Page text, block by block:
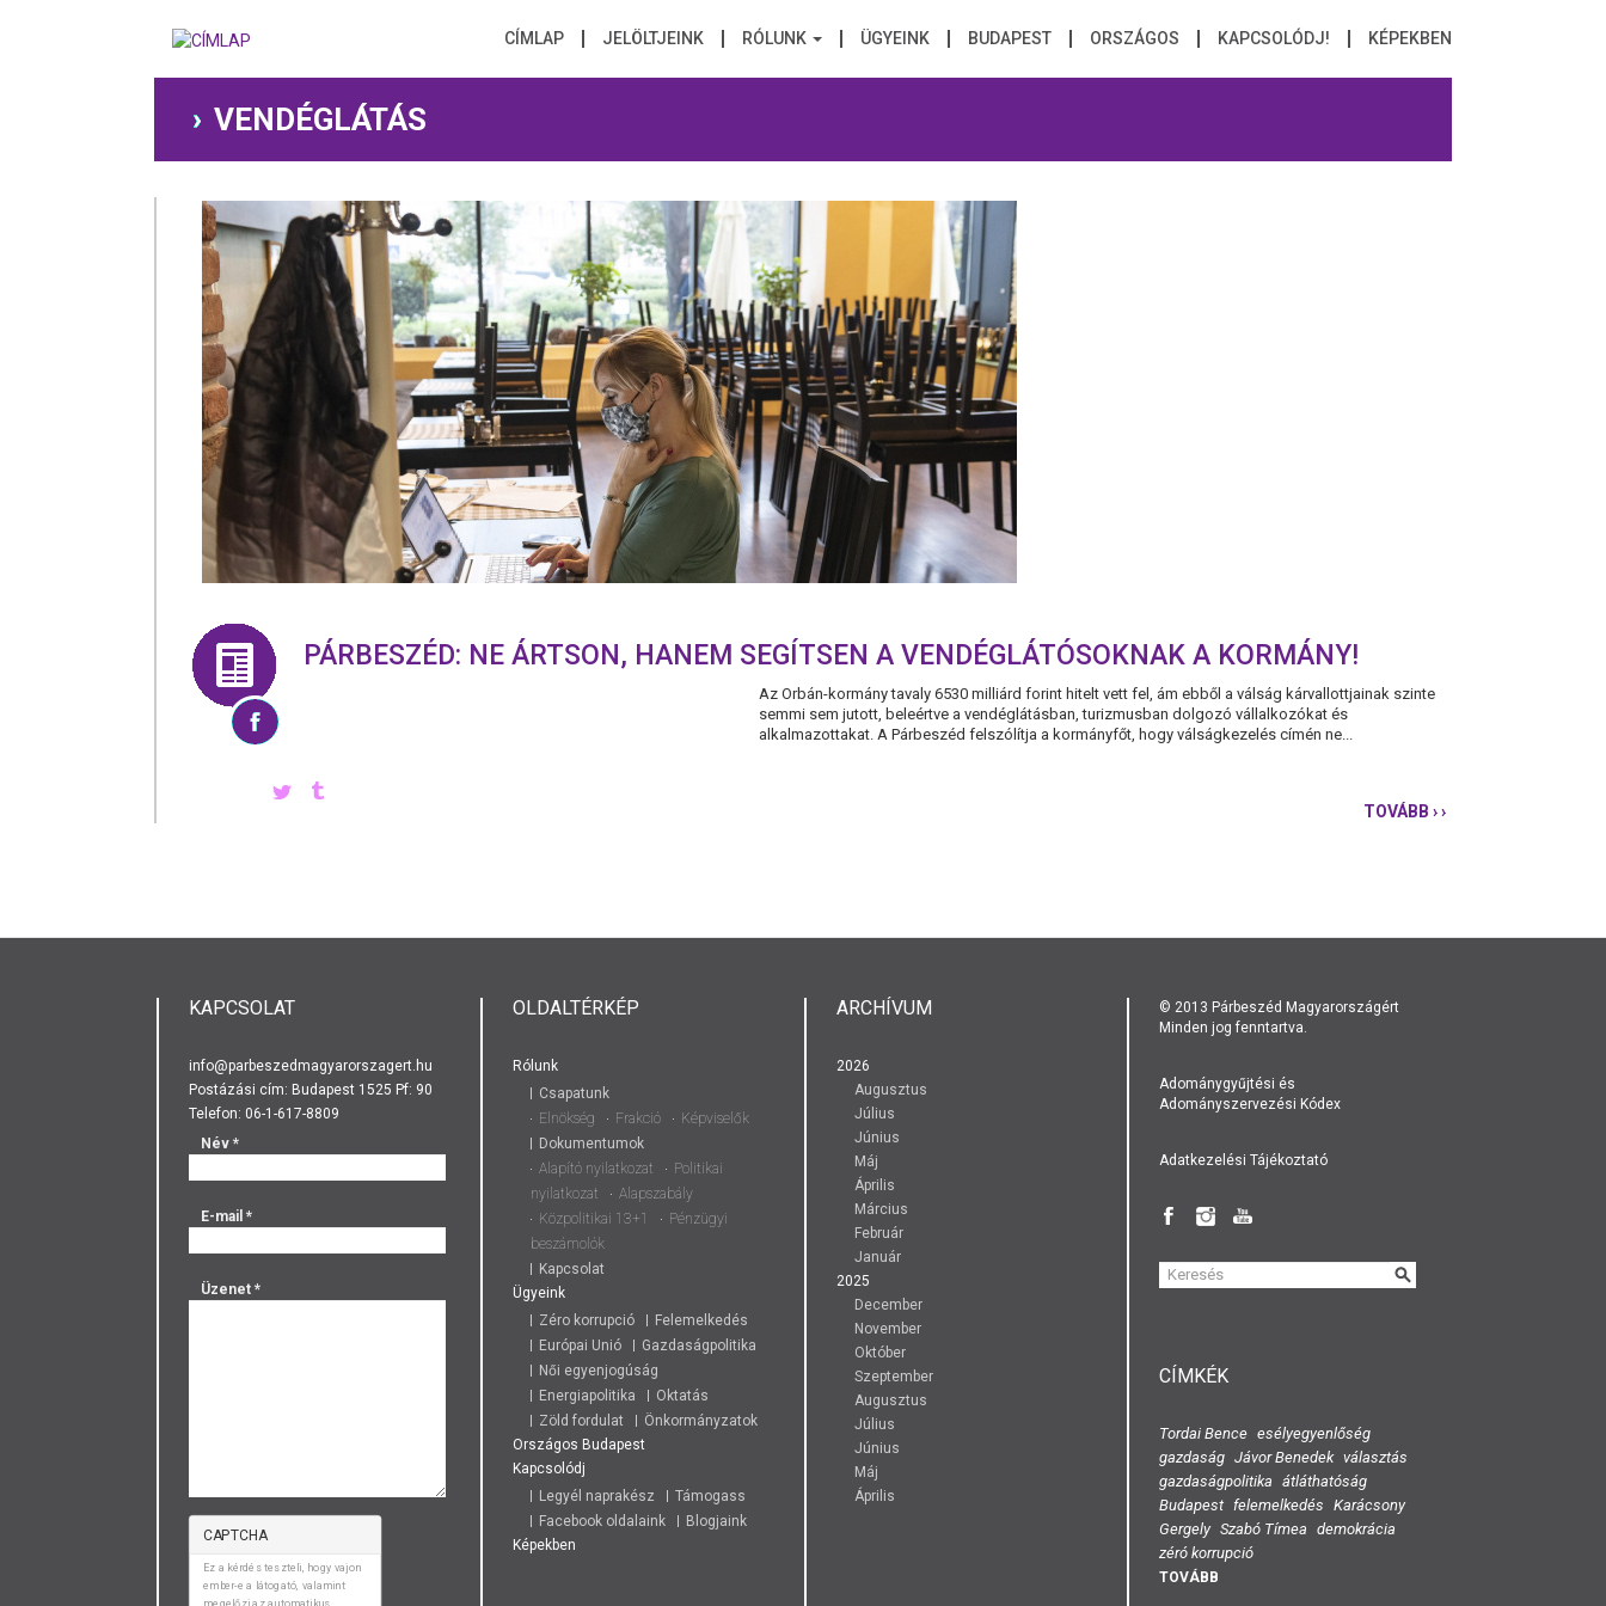
CÍMLAP JELÖLTJEINK RÓLUNK ÜGYEINK BUDAPEST ORSZÁGOS KAPCSOLÓDJ! KÉPEKBEN
VENDÉGLÁTÁS
PÁRBESZÉD: NE ÁRTSON, HANEM SEGÍTSEN A VENDÉGLÁTÓSOKNAK A KORMÁNY!
Az Orbán-kormány tavaly 6530 milliárd forint hitelt vett fel, ám ebből a válság kárvallottjainak szinte
semmi sem jutott, beleértve a vendéglátásban, turizmusban dolgozó vállalkozókat és
alkalmazottakat. A Párbeszéd felszólítja a kormányfőt, hogy válságkezelés címén ne...
TOVÁBB › ›
KAPCSOLAT
info@parbeszedmagyarorszagert.hu
Postázási cím: Budapest 1525 Pf: 90
Telefon: 06-1-617-8809
Név *
E-mail *
Üzenet *
CAPTCHA
Ez a kérdés teszteli, hogy vajon
ember-e a látogató, valamint
OLDALTÉRKÉP
Rólunk
Csapatunk
Elnökség
Frakció
Képviselők
Dokumentumok
Alapító nyilatkozat
Politikai
nyilatkozat
Alapszabály
Közpolitikai 13+1
Pénzügyi
beszámolók
Kapcsolat
Ügyeink
Zéro korrupció
Felemelkedés
Európai Unió
Gazdaságpolitika
Női egyenjogúság
Energiapolitika
Oktatás
Zöld fordulat
Önkormányzatok
Országos Budapest
Kapcsolódj
Legyél naprakész
Támogass
Facebook oldalaink
Blogjaink
Képekben
ARCHÍVUM
2026
Augusztus
Július
Június
Máj
Április
Március
Február
Január
2025
December
November
Október
Szeptember
Augusztus
Július
Június
Máj
Április
© 2013 Párbeszéd Magyarországért
Minden jog fenntartva.
Adománygyűjtési és
Adományszervezési Kódex
Adatkezelési Tájékoztató
KERESÉS
ŰRLAP
CÍMKÉK
Tordai Bence esélyegyenlőség
gazdaság Jávor Benedek választás
gazdaságpolitika átláthatóság
Budapest felemelkedés Karácsony
Gergely Szabó Tímea demokrácia
zéró korrupció
TOVÁBB